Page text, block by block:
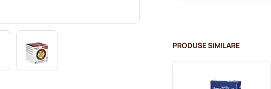
Capsule cafea L'OR pentru
Capsule cafea Segafredo
PRODUSE SIMILARE